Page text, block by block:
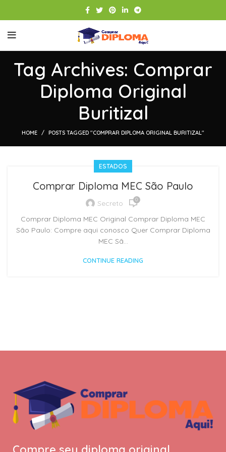
Tag Archives: Comprar
Diploma Original
Buritizal
HOME POSTS TAGGED "COMPRAR DIPLOMA ORIGINAL BURITIZAL"
ESTADOS
Comprar Diploma MEC São Paulo
Secreto 0
Comprar Diploma MEC Original Comprar Diploma MEC
São Paulo: Compre aqui conosco Quer Comprar Diploma
MEC Sã...
CONTINUE READING